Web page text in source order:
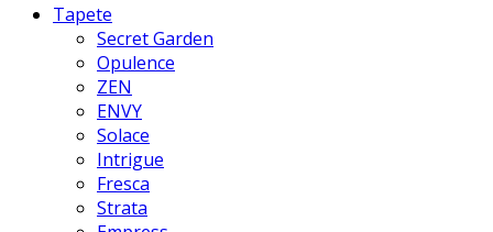
Tapete
Secret Garden
Opulence
ZEN
ENVY
Solace
Intrigue
Fresca
Strata